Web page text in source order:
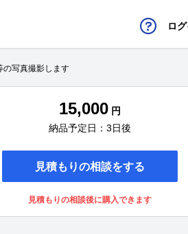
ロ
の写真撮影します
15,000 円
納品予定日：3日後
見積もりの相談をする
見積もりの相談後に購入できます